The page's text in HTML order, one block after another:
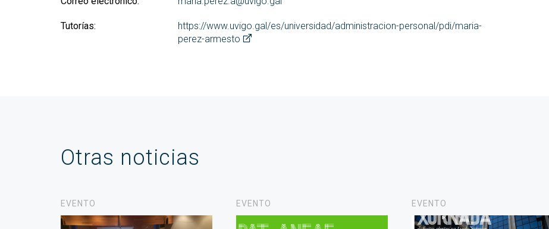
Tutorías:
https://www.uvigo.gal/es/universidad/administracion-personal/pdi/maria-
perez-armesto
Otras noticias
EVENTO EVENTO EVENTO